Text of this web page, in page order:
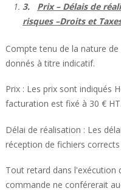
3. Prix – Délais de
risques –Droits et
Compte tenu de la nature
donnés à titre indicatif.
Prix : Les prix sont indiqués
facturation est fixé à 30 € HT.
Délai de réalisation : Les
réception de fichiers
Tout retard dans l'exécution
commande ne conférerait